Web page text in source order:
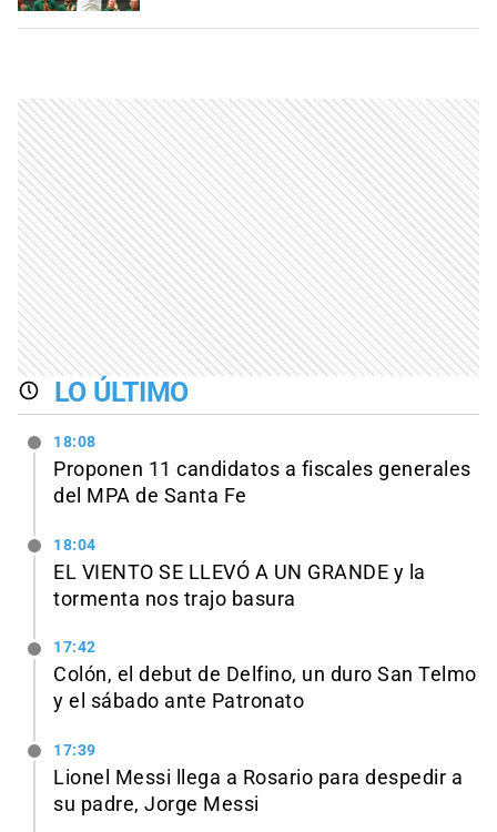
LO ÚLTIMO
18:08
Proponen 11 candidatos a fiscales generales
del MPA de Santa Fe
18:04
EL VIENTO SE LLEVÓ A UN GRANDE y la
tormenta nos trajo basura
17:42
Colón, el debut de Delfino, un duro San Telmo
y el sábado ante Patronato
17:39
Lionel Messi llega a Rosario para despedir a
su padre, Jorge Messi